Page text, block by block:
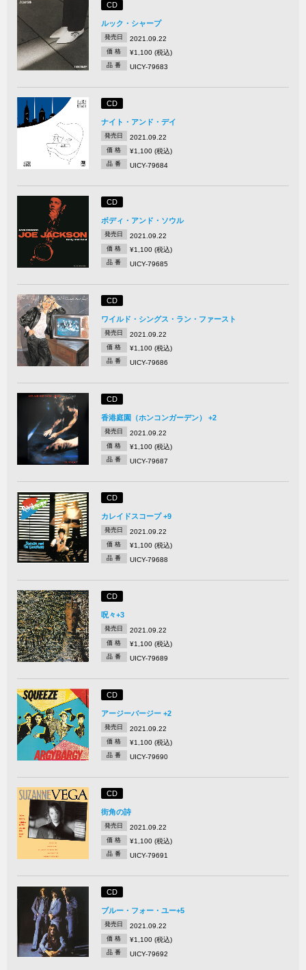
CD
ルック・シャープ
発売日 2021.09.22
価 格 ¥1,100 (税込)
品 番 UICY-79683
CD
ナイト・アンド・デイ
発売日 2021.09.22
価 格 ¥1,100 (税込)
品 番 UICY-79684
CD
ボディ・アンド・ソウル
発売日 2021.09.22
価 格 ¥1,100 (税込)
品 番 UICY-79685
CD
ワイルド・シングス・ラン・ファースト
発売日 2021.09.22
価 格 ¥1,100 (税込)
品 番 UICY-79686
CD
香港庭園（ホンコンガーデン） +2
発売日 2021.09.22
価 格 ¥1,100 (税込)
品 番 UICY-79687
CD
カレイドスコープ +9
発売日 2021.09.22
価 格 ¥1,100 (税込)
品 番 UICY-79688
CD
呪々+3
発売日 2021.09.22
価 格 ¥1,100 (税込)
品 番 UICY-79689
CD
アージーバージー +2
発売日 2021.09.22
価 格 ¥1,100 (税込)
品 番 UICY-79690
CD
街角の詩
発売日 2021.09.22
価 格 ¥1,100 (税込)
品 番 UICY-79691
CD
ブルー・フォー・ユー+5
発売日 2021.09.22
価 格 ¥1,100 (税込)
品 番 UICY-79692